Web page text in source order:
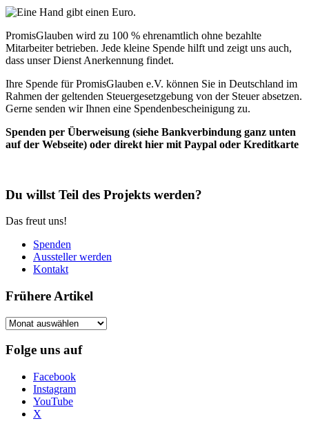
PromisGlauben wird zu 100 % ehrenamtlich ohne bezahlte
Mitarbeiter betrieben. Jede kleine Spende hilft und zeigt uns auch,
dass unser Dienst Anerkennung findet.
Ihre Spende für PromisGlauben e.V. können Sie in Deutschland im
Rahmen der geltenden Steuergesetzgebung von der Steuer absetzen.
Gerne senden wir Ihnen eine Spendenbescheinigung zu.
Spenden per Überweisung (siehe Bankverbindung ganz unten
auf der Webseite) oder direkt hier mit Paypal oder Kreditkarte
Du willst Teil des Projekts werden?
Das freut uns!
Spenden
Aussteller werden
Kontakt
Frühere Artikel
Frühere
Folge uns auf
Facebook
Instagram
YouTube
X